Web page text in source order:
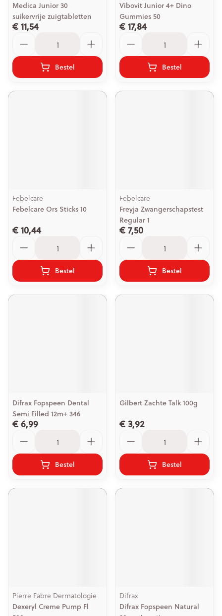
Medica Junior 30
suikervrije zuigtabletten
€ 11,54
Bestel
Vibovit Junior 4+ Dino
Gummies 50
€ 17,84
Bestel
Febelcare
Febelcare Ors Sticks 10
€ 10,44
Bestel
Febelcare
Freyja Zwangerschapstest
Regular 1
€ 7,50
Bestel
Difrax Fopspeen Dental
Semi Filled 12m+ 346
€ 6,99
Bestel
Gilbert Zachte Talk 100g
€ 3,92
Bestel
Pierre Fabre Dermatologie
Dexeryl Creme Pump Fl
Difrax
Difrax Fopspeen Natural